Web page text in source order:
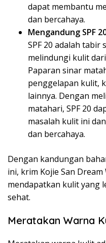
dapat membantu
dan bercahaya.
Mengandung SPF
SPF 20 adalah tabir
melindungi kulit
Paparan sinar
penggelapan kulit,
lainnya. Dengan
matahari, SPF 20
masalah kulit ini
dan bercahaya.
Dengan kandungan
ini, krim Kojie San
mendapatkan kulit yang
sehat.
Meratakan Warna